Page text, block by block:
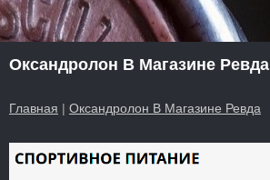
Оксандролон В Магазине Ревда
Главная | Оксандролон В Магазине Ревда